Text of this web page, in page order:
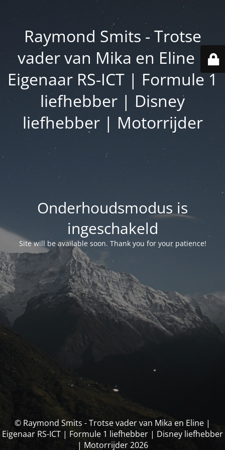
Raymond Smits - Trotse
vader van Mika en Eline |
Eigenaar RS-ICT | Formule 1
liefhebber | Disney
liefhebber | Motorrijder
Onderhoudsmodus is
ingeschakeld
Site will be available soon. Thank you for your patience!
© Raymond Smits - Trotse vader van Mika en Eline |
Eigenaar RS-ICT | Formule 1 liefhebber | Disney liefhebber
| Motorrijder 2026